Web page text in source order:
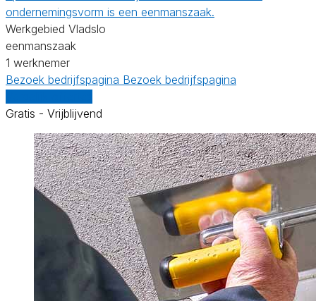
ondernemingsvorm is een eenmanszaak.
Werkgebied Vladslo
eenmanszaak
1 werknemer
Bezoek bedrijfspagina Bezoek bedrijfspagina
Gratis - Vrijblijvend